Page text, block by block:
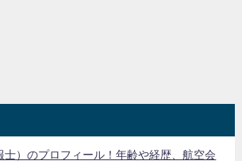
士）のプロフィール！年齢や経歴、航空会